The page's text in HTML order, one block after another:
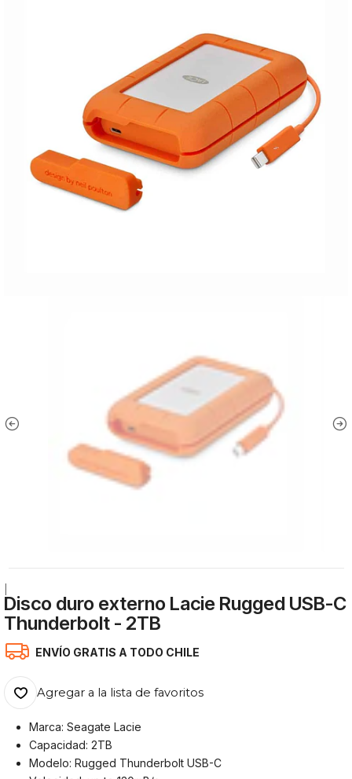
Disco duro externo Lacie Rugged USB-C
Thunderbolt - 2TB
ENVÍO GRATIS A TODO CHILE
Agregar a la lista de favoritos
Marca: Seagate Lacie
Capacidad: 2TB
Modelo: Rugged Thunderbolt USB-C